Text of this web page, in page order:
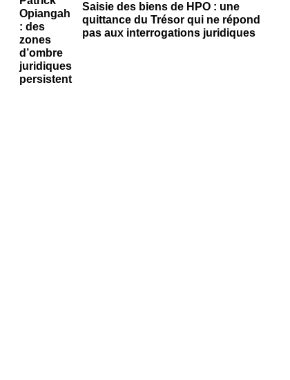
Saisie des biens de HPO : une
quittance du Trésor qui ne répond
pas aux interrogations juridiques